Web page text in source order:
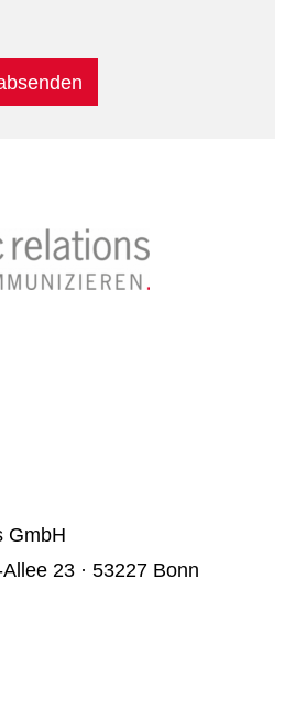
GmbH
23 · 53227 Bonn